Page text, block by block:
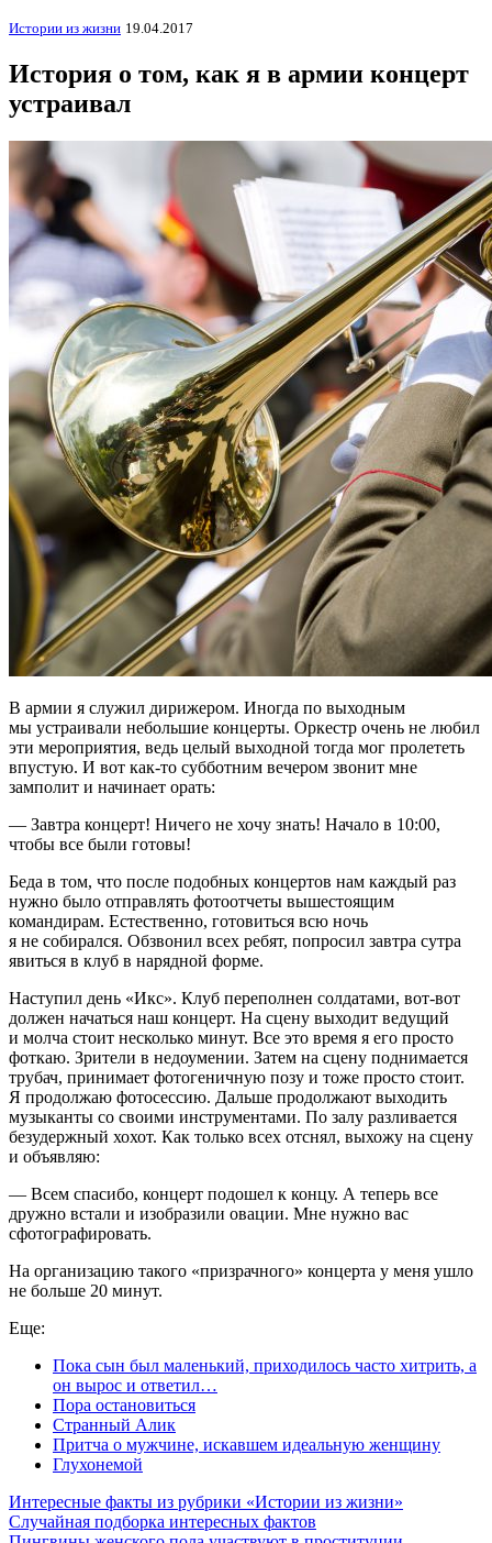
Истории из жизни 19.04.2017
История о том, как я в армии концерт
устраивал
В армии я служил дирижером. Иногда по выходным
мы устраивали небольшие концерты. Оркестр очень не любил
эти мероприятия, ведь целый выходной тогда мог пролететь
впустую. И вот как-то субботним вечером звонит мне
замполит и начинает орать:
— Завтра концерт! Ничего не хочу знать! Начало в 10:00,
чтобы все были готовы!
Беда в том, что после подобных концертов нам каждый раз
нужно было отправлять фотоотчеты вышестоящим
командирам. Естественно, готовиться всю ночь
я не собирался. Обзвонил всех ребят, попросил завтра сутра
явиться в клуб в нарядной форме.
Наступил день «Икс». Клуб переполнен солдатами, вот-вот
должен начаться наш концерт. На сцену выходит ведущий
и молча стоит несколько минут. Все это время я его просто
фоткаю. Зрители в недоумении. Затем на сцену поднимается
трубач, принимает фотогеничную позу и тоже просто стоит.
Я продолжаю фотосессию. Дальше продолжают выходить
музыканты со своими инструментами. По залу разливается
безудержный хохот. Как только всех отснял, выхожу на сцену
и объявляю:
— Всем спасибо, концерт подошел к концу. А теперь все
дружно встали и изобразили овации. Мне нужно вас
сфотографировать.
На организацию такого «призрачного» концерта у меня ушло
не больше 20 минут.
Еще:
Пока сын был маленький, приходилось часто хитрить, а
он вырос и ответил…
Пора остановиться
Странный Алик
Притча о мужчине, искавшем идеальную женщину
Глухонемой
Интересные факты из рубрики «Истории из жизни»
Случайная подборка интересных фактов